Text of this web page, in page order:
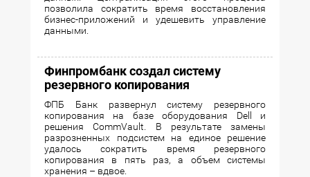
позволила сократить время восстановления
бизнес-приложений и удешевить управление
данными.
Финпромбанк создал систему
резервного копирования
ФПБ Банк развернул систему резервного
копирования на базе оборудования Dell и
решения CommVault. В результате замены
разрозненных подсистем на единое решение
удалось сократить время резервного
копирования в пять раз, а объем системы
хранения – вдвое.